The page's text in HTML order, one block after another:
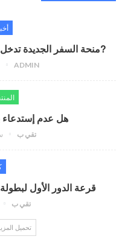
?منحة السفر الجديدة تدخل حيز
ADMIN
هل عدم إستدعاء
تقي ب
قرعة الدور الأول
تقي ب
تحميل